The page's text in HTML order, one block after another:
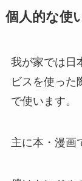
個人的な使
我が家では日
ビスを使った
で使います。
主に本・漫画